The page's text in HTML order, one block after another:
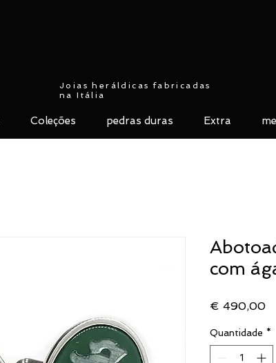
Coleções pedras duras Extra
com
€ 490,00
Quantidade *
Joias heráldicas fabricadas
na Itália